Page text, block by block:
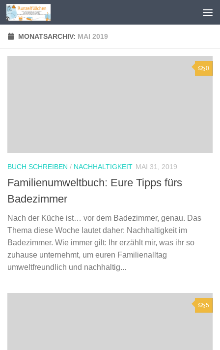
Zum Inhalt springen
MONATSARCHIV: MAI 2019
0
BUCH SCHREIBEN / NACHHALTIGKEIT MAI 31, 2019
Familienumweltbuch: Eure Tipps fürs
Badezimmer
Nach der Küche ist… vor dem Badezimmer, genau. Das
Thema diese Woche lautet daher: Nachhaltigkeit im
Badezimmer. Wie immer gilt: Ihr erzählt mir, was ihr so
zuhause unternehmt, um euren Familienalltag
umweltfreundlich und nachhaltig...
5